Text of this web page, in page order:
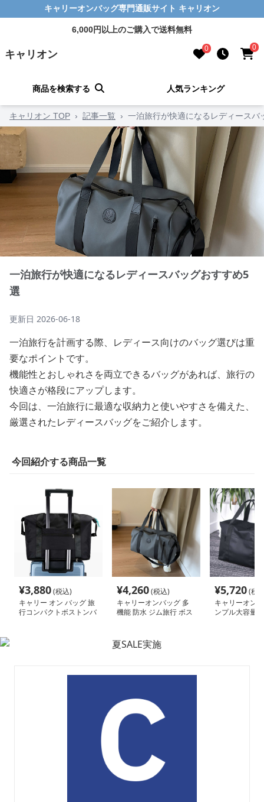
キャリーオンバッグ専門通販サイト キャリオン
6,000円以上のご購入で送料無料
キャリオン 0 0
商品を検索する 人気ランキング
キャリオン TOP › 記事一覧 › 一泊旅行が快適になるレディースバ
一泊旅行が快適になるレディースバッグおすすめ5
選
更新日 2026-06-18
一泊旅行を計画する際、レディース向けのバッグ選びは重
要なポイントです。
機能性とおしゃれさを両立できるバッグがあれば、旅行の
快適さが格段にアップします。
今回は、一泊旅行に最適な収納力と使いやすさを備えた、
厳選されたレディースバッグをご紹介します。
今回紹介する商品一覧
¥3,880(税込)
キャリー オン バッグ 旅
行コンパクトボストンバ
¥4,260(税込)
キャリーオンバッグ 多
機能 防水 ジム旅行 ボス
¥5,720(税
キャリーオン
ンプル大容量